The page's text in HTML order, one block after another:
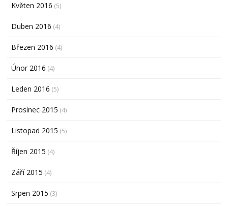
Květen 2016 (5)
Duben 2016 (4)
Březen 2016 (4)
Únor 2016 (4)
Leden 2016 (5)
Prosinec 2015 (4)
Listopad 2015 (5)
Říjen 2015 (4)
Září 2015 (4)
Srpen 2015 (3)